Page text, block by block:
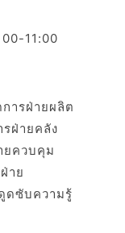
11:00
ารฝ่ายผลิต
ฝ่ายคลัง
ยควบคุม
าย
ดซับความรู้